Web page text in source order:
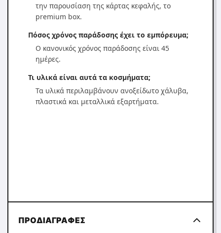
την παρουσίαση της κάρτας κεφαλής, το
premium box.
Πόσος χρόνος παράδοσης έχει το εμπόρευμα;
Ο κανονικός χρόνος παράδοσης είναι 45
ημέρες.
Τι υλικά είναι αυτά τα κοσμήματα;
Τα υλικά περιλαμβάνουν ανοξείδωτο χάλυβα,
πλαστικά και μεταλλικά εξαρτήματα.
ΠΡΟΔΙΑΓΡΑΦΈΣ